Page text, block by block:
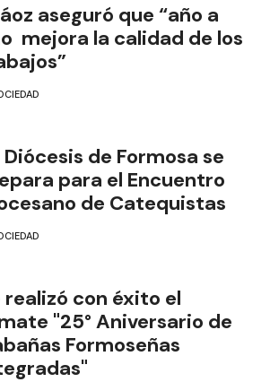
aseguró que “año a
mejora la calidad de los
Diócesis de Formosa se
para el Encuentro
de Catequistas
realizó con éxito el
"25° Aniversario de
Formoseñas